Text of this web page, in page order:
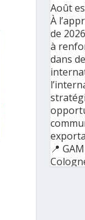
Août
À
de
à
dans
📍